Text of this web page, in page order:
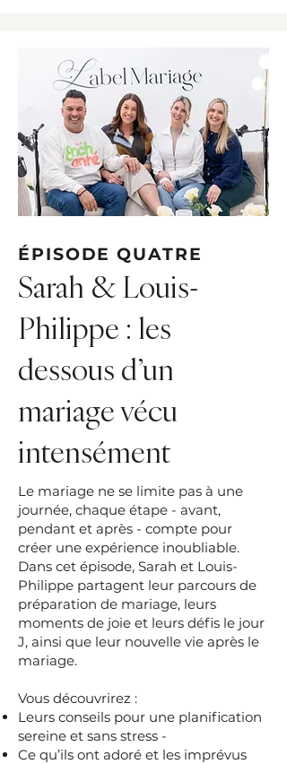
ÉPISODE QUATRE
Sarah & Louis-
Philippe : les
dessous d’un
mariage vécu
intensément
Le mariage ne se limite pas à une
journée, chaque étape - avant,
pendant et après - compte pour
créer une expérience inoubliable.
Dans cet épisode, Sarah et Louis-
Philippe partagent leur parcours de
préparation de mariage, leurs
moments de joie et leurs défis le jour
J, ainsi que leur nouvelle vie après le
mariage.
Vous découvrirez :
Leurs conseils pour une planification
sereine et sans stress -
Ce qu’ils ont adoré et les imprévus